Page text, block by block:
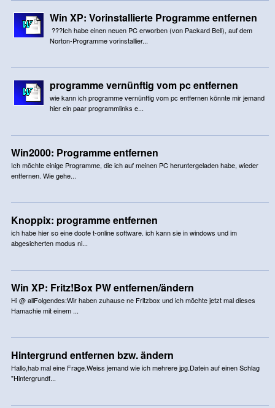
Win XP: Vorinstallierte Programme entfernen
???Ich habe einen neuen PC erworben (von Packard Bell), auf dem
Norton-Programme vorinstallier...
programme vernünftig vom pc entfernen
wie kann ich programme vernünftig vom pc entfernen könnte mir jemand
hier ein paar programmlinks e...
Win2000: Programme entfernen
Ich möchte einige Programme, die ich auf meinen PC heruntergeladen habe, wieder
entfernen. Wie gehe...
Knoppix: programme entfernen
ich habe hier so eine doofe t-online software. ich kann sie in windows und im
abgesicherten modus ni...
Win XP: Fritz!Box PW entfernen/ändern
Hi @ allFolgendes:Wir haben zuhause ne Fritzbox und ich möchte jetzt mal dieses
Hamachie mit einem ...
Hintergrund entfernen bzw. ändern
Hallo,hab mal eine Frage.Weiss jemand wie ich mehrere jpg.Datein auf einen Schlag
"Hintergrundf...